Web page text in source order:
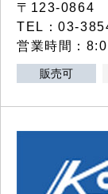
〒123-0864
TEL：03-
営業時間：
販売可